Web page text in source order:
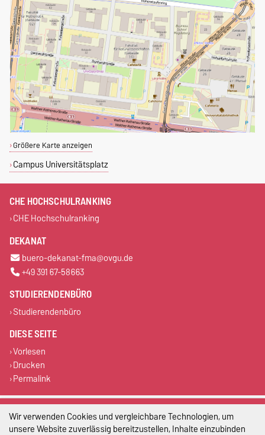
Größere Karte anzeigen
Campus Universitätsplatz
CHE HOCHSCHULRANKING
CHE Hochschulranking
DEKANAT
buero-dekanat-fma@ovgu.de
+49 391 67-58663
STUDIERENDENBÜRO
Studierendenbüro
DIESE SEITE
Vorlesen
Drucken
Permalink
Impressum
Datenschutz
Wir verwenden Cookies und vergleichbare Technologien, um
unsere Website zuverlässig bereitzustellen, Inhalte einzubinden